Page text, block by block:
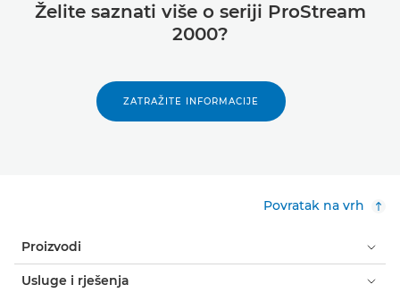
Želite saznati više o seriji ProStream
2000?
ZATRAŽITE INFORMACIJE
Povratak na vrh
Proizvodi
Usluge i rješenja